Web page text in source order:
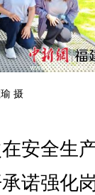
摄
安全生
诺强化